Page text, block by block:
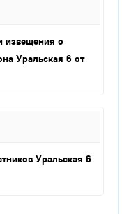
извещения о
Уральская 6 от
Уральская 6